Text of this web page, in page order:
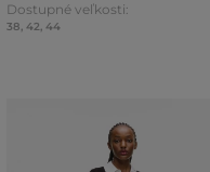
Dostupné veľkosti:
38, 42, 44